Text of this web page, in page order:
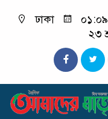
ঢাকা
২৩